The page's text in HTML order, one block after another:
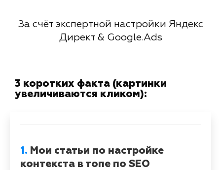
За счёт экспертной настройки Яндекс
Директ & Google.Ads
3 коротких факта (картинки
увеличиваются кликом):
1. Мои статьи по настройке
контекста в топе по SEO